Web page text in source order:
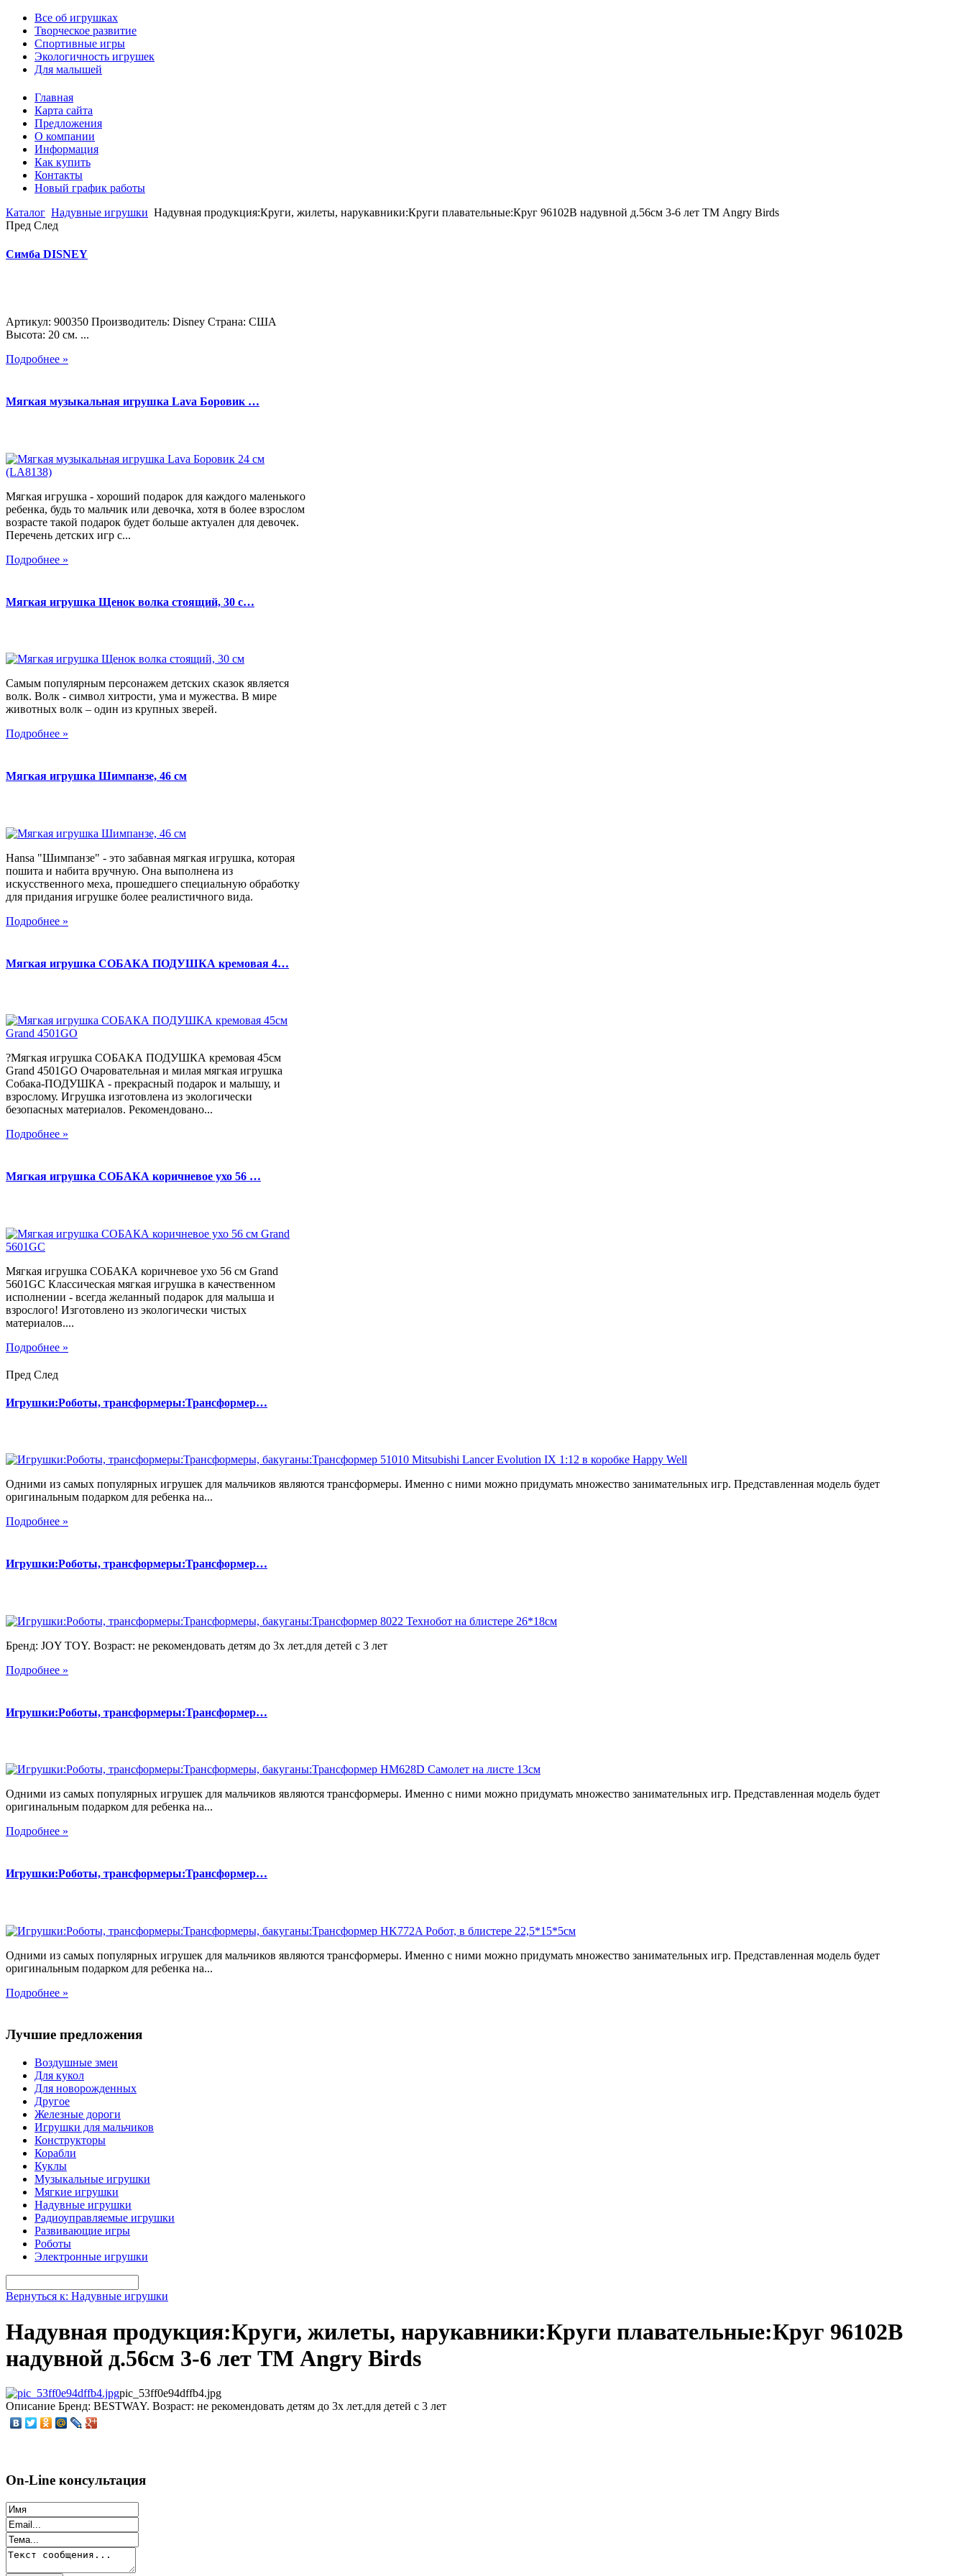
Все об игрушках
Творческое развитие
Спортивные игры
Экологичность игрушек
Для малышей
Главная
Карта сайта
Предложения
О компании
Информация
Как купить
Контакты
Новый график работы
Каталог Надувные игрушки Надувная продукция:Круги, жилеты, нарукавники:Круги плавательные:Круг 96102B надувной д.56см 3-6 лет ТМ Angry Birds
Пред След
Симба DISNEY
Артикул: 900350 Производитель: Disney Страна: США
Высота: 20 см. ...
Подробнее »
Мягкая музыкальная игрушка Lava Боровик …
Мягкая игрушка - хороший подарок для каждого маленького
ребенка, будь то мальчик или девочка, хотя в более взрослом
возрасте такой подарок будет больше актуален для девочек.
Перечень детских игр с...
Подробнее »
Мягкая игрушка Щенок волка стоящий, 30 с…
Самым популярным персонажем детских сказок является
волк. Волк - символ хитрости, ума и мужества. В мире
животных волк – один из крупных зверей.
Подробнее »
Мягкая игрушка Шимпанзе, 46 см
Hansa "Шимпанзе" - это забавная мягкая игрушка, которая
пошита и набита вручную. Она выполнена из
искусственного меха, прошедшего специальную обработку
для придания игрушке более реалистичного вида.
Подробнее »
Мягкая игрушка СОБАКА ПОДУШКА кремовая 4…
?Мягкая игрушка СОБАКА ПОДУШКА кремовая 45см
Grand 4501GO Очаровательная и милая мягкая игрушка
Собака-ПОДУШКА - прекрасный подарок и малышу, и
взрослому. Игрушка изготовлена из экологически
безопасных материалов. Рекомендовано...
Подробнее »
Мягкая игрушка СОБАКА коричневое ухо 56 …
Мягкая игрушка СОБАКА коричневое ухо 56 см Grand
5601GC Классическая мягкая игрушка в качественном
исполнении - всегда желанный подарок для малыша и
взрослого! Изготовлено из экологически чистых
материалов....
Подробнее »
Пред След
Игрушки:Роботы, трансформеры:Трансформер…
Одними из самых популярных игрушек для мальчиков являются трансформеры. Именно с ними можно придумать множество занимательных игр. Представленная модель будет
оригинальным подарком для ребенка на...
Подробнее »
Игрушки:Роботы, трансформеры:Трансформер…
Бренд: JOY TOY. Возраст: не рекомендовать детям до 3х лет.для детей с 3 лет
Подробнее »
Игрушки:Роботы, трансформеры:Трансформер…
Одними из самых популярных игрушек для мальчиков являются трансформеры. Именно с ними можно придумать множество занимательных игр. Представленная модель будет
оригинальным подарком для ребенка на...
Подробнее »
Игрушки:Роботы, трансформеры:Трансформер…
Одними из самых популярных игрушек для мальчиков являются трансформеры. Именно с ними можно придумать множество занимательных игр. Представленная модель будет
оригинальным подарком для ребенка на...
Подробнее »
Лучшие предложения
Воздушные змеи
Для кукол
Для новорожденных
Другое
Железные дороги
Игрушки для мальчиков
Конструкторы
Корабли
Куклы
Музыкальные игрушки
Мягкие игрушки
Надувные игрушки
Радиоуправляемые игрушки
Развивающие игры
Роботы
Электронные игрушки
Вернуться к: Надувные игрушки
Надувная продукция:Круги, жилеты, нарукавники:Круги плавательные:Круг 96102B
надувной д.56см 3-6 лет ТМ Angry Birds
pic_53ff0e94dffb4.jpg
Описание Бренд: BESTWAY. Возраст: не рекомендовать детям до 3х лет.для детей с 3 лет
On-Line консультация